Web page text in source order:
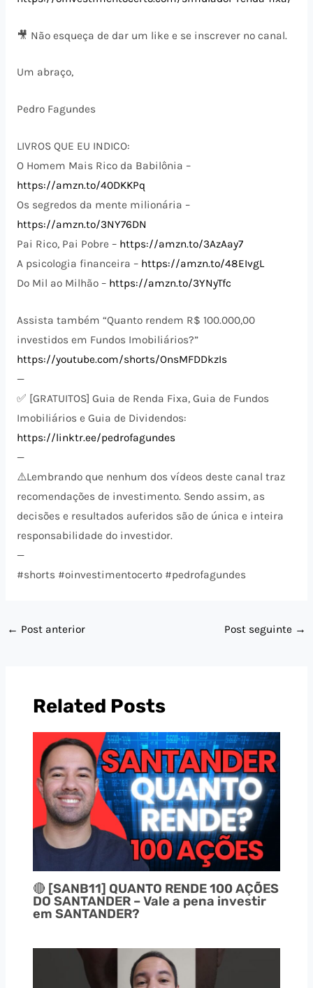
🎥 Não esqueça de dar um like e se inscrever no canal.
Um abraço,
Pedro Fagundes
LIVROS QUE EU INDICO:
O Homem Mais Rico da Babilônia –
https://amzn.to/40DKKPq
Os segredos da mente milionária –
https://amzn.to/3NY76DN
Pai Rico, Pai Pobre – https://amzn.to/3AzAay7
A psicologia financeira – https://amzn.to/48EIvgL
Do Mil ao Milhão – https://amzn.to/3YNyTfc
Assista também “Quanto rendem R$ 100.000,00
investidos em Fundos Imobiliários?”
https://youtube.com/shorts/OnsMFDDkzIs
—
✅ [GRATUITOS] Guia de Renda Fixa, Guia de Fundos
Imobiliários e Guia de Dividendos:
https://linktr.ee/pedrofagundes
—
⚠️​Lembrando que nenhum dos vídeos deste canal traz
recomendações de investimento. Sendo assim, as
decisões e resultados auferidos são de única e inteira
responsabilidade do investidor.
—
#shorts #oinvestimentocerto #pedrofagundes
← Post anterior Post seguinte →
Related Posts
🔴 [SANB11] QUANTO RENDE 100 AÇÕES
DO SANTANDER – Vale a pena investir
em SANTANDER?